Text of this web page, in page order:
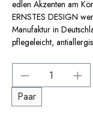
edlen Akzenten am
ERNSTES DESIGN
Manufaktur in
pflegeleicht,
Produkt
Paar